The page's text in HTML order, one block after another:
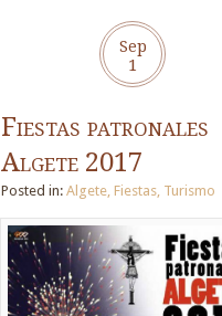
Sep
1
Fiestas patronales
Algete 2017
Posted in: Algete Fiestas Turismo